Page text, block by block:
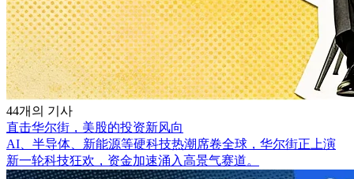
44개의 기사
直击华尔街，美股的投资新风向
AI、半导体、新能源等硬科技热潮席卷全球，华尔街正上演
新一轮科技狂欢，资金加速涌入高景气赛道。